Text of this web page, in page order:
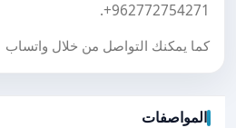
+962772754271
.
كما يمكنك التواصل من خلال واتساب
المواصفات